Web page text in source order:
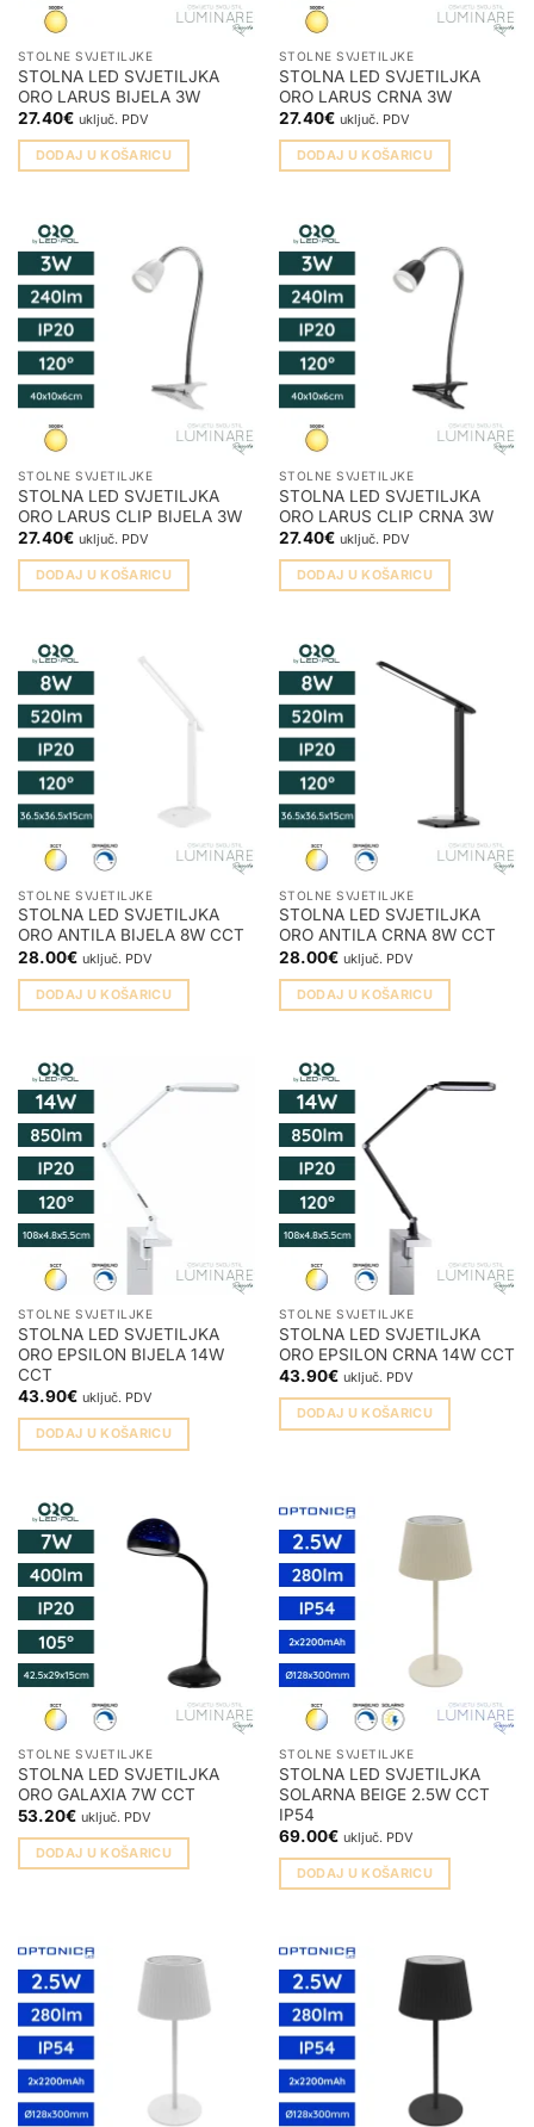
STOLNE SVJETILJKE
STOLNA LED SVJETILJKA
ORO LARUS BIJELA 3W
27.40€ uključ. PDV
DODAJ U KOŠARICU
STOLNE SVJETILJKE
STOLNA LED SVJETILJKA
ORO LARUS CRNA 3W
27.40€ uključ. PDV
DODAJ U KOŠARICU
STOLNE SVJETILJKE
STOLNA LED SVJETILJKA
ORO LARUS CLIP BIJELA 3W
27.40€ uključ. PDV
DODAJ U KOŠARICU
STOLNE SVJETILJKE
STOLNA LED SVJETILJKA
ORO LARUS CLIP CRNA 3W
27.40€ uključ. PDV
DODAJ U KOŠARICU
STOLNE SVJETILJKE
STOLNA LED SVJETILJKA
ORO ANTILA BIJELA 8W CCT
28.00€ uključ. PDV
DODAJ U KOŠARICU
STOLNE SVJETILJKE
STOLNA LED SVJETILJKA
ORO ANTILA CRNA 8W CCT
28.00€ uključ. PDV
DODAJ U KOŠARICU
STOLNE SVJETILJKE
STOLNA LED SVJETILJKA
ORO EPSILON BIJELA 14W
CCT
43.90€ uključ. PDV
DODAJ U KOŠARICU
STOLNE SVJETILJKE
STOLNA LED SVJETILJKA
ORO EPSILON CRNA 14W CCT
43.90€ uključ. PDV
DODAJ U KOŠARICU
STOLNE SVJETILJKE
STOLNA LED SVJETILJKA
ORO GALAXIA 7W CCT
53.20€ uključ. PDV
DODAJ U KOŠARICU
STOLNE SVJETILJKE
STOLNA LED SVJETILJKA
SOLARNA BEIGE 2.5W CCT
IP54
69.00€ uključ. PDV
DODAJ U KOŠARICU